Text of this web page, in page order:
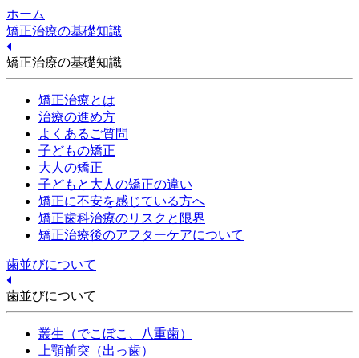
ホーム
矯正治療の基礎知識
矯正治療の基礎知識
矯正治療とは
治療の進め方
よくあるご質問
子どもの矯正
大人の矯正
子どもと大人の矯正の違い
矯正に不安を感じている方へ
矯正歯科治療のリスクと限界
矯正治療後のアフターケアについて
歯並びについて
歯並びについて
叢生（でこぼこ、八重歯）
上顎前突（出っ歯）